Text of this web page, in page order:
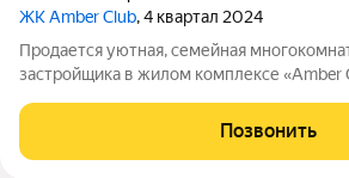
ЖК Amber Club, 4 квартал 2024
Продается уютная, семейная
застройщика в жилом комплексе «Amber
пешком всего за 15 минут. Сауна в ванной
Расслабьтесь и восстановите силы, как в
Позвонить